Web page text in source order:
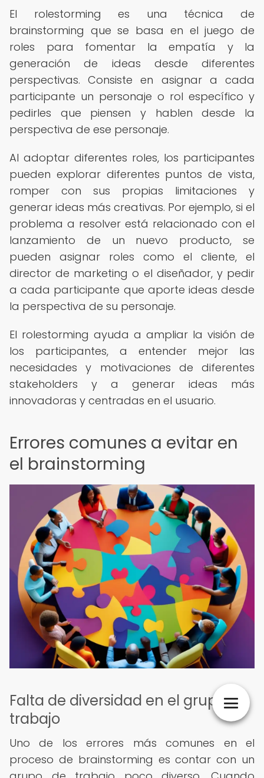
El rolestorming es una técnica de
brainstorming que se basa en el juego de
roles para fomentar la empatía y la
generación de ideas desde diferentes
perspectivas. Consiste en asignar a cada
participante un personaje o rol específico y
pedirles que piensen y hablen desde la
perspectiva de ese personaje.
Al adoptar diferentes roles, los participantes
pueden explorar diferentes puntos de vista,
romper con sus propias limitaciones y
generar ideas más creativas. Por ejemplo, si el
problema a resolver está relacionado con el
lanzamiento de un nuevo producto, se
pueden asignar roles como el cliente, el
director de marketing o el diseñador, y pedir
a cada participante que aporte ideas desde
la perspectiva de su personaje.
El rolestorming ayuda a ampliar la visión de
los participantes, a entender mejor las
necesidades y motivaciones de diferentes
stakeholders y a generar ideas más
innovadoras y centradas en el usuario.
Errores comunes a evitar en
el brainstorming
Falta de diversidad en el grupo de
trabajo
Uno de los errores más comunes en el
proceso de brainstorming es contar con un